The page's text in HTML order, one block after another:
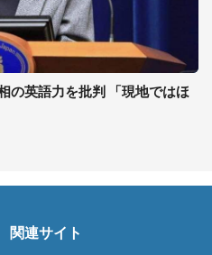
の英語力を批判 「現地ではほ
関連サイト